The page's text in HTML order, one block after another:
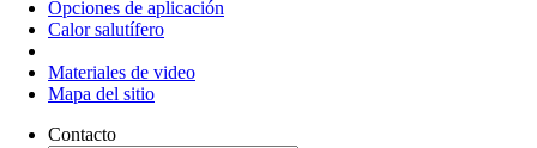
Opciones de aplicación
Calor salutífero
Materiales de video
Mapa del sitio
Contacto